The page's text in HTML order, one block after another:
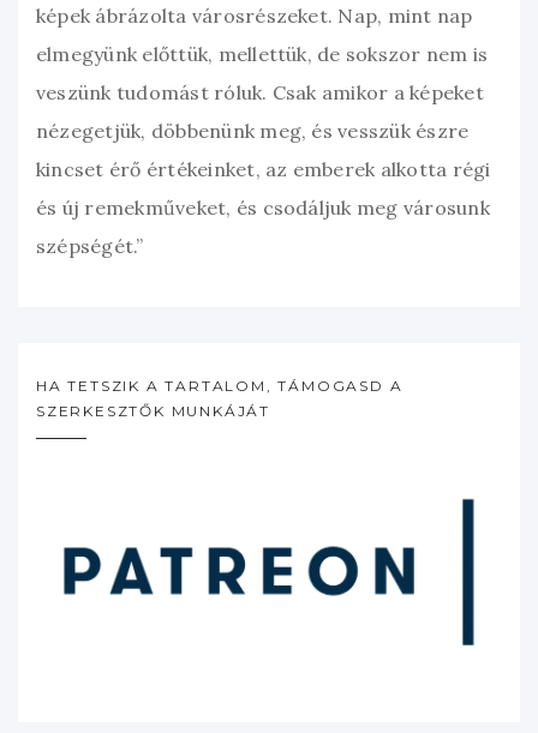
képek ábrázolta városrészeket. Nap, mint nap
elmegyünk előttük, mellettük, de sokszor nem is
veszünk tudomást róluk. Csak amikor a képeket
nézegetjük, döbbenünk meg, és vesszük észre
kincset érő értékeinket, az emberek alkotta régi
és új remekműveket, és csodáljuk meg városunk
szépségét.”
HA TETSZIK A TARTALOM, TÁMOGASD A
SZERKESZTŐK MUNKÁJÁT